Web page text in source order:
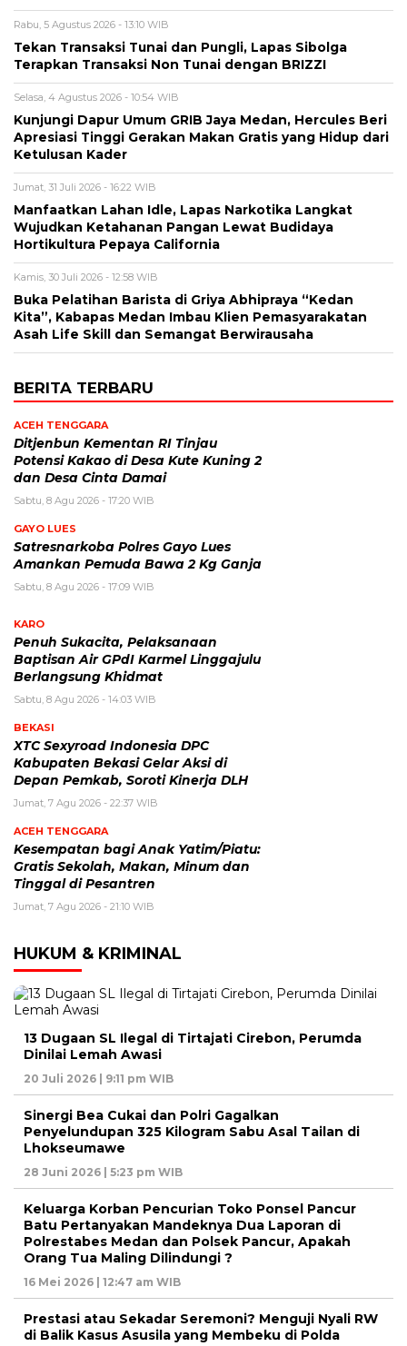
Rabu, 5 Agustus 2026 - 13:10 WIB
Tekan Transaksi Tunai dan Pungli, Lapas Sibolga
Terapkan Transaksi Non Tunai dengan BRIZZI
Selasa, 4 Agustus 2026 - 10:54 WIB
Kunjungi Dapur Umum GRIB Jaya Medan, Hercules Beri
Apresiasi Tinggi Gerakan Makan Gratis yang Hidup dari
Ketulusan Kader
Jumat, 31 Juli 2026 - 16:22 WIB
Manfaatkan Lahan Idle, Lapas Narkotika Langkat
Wujudkan Ketahanan Pangan Lewat Budidaya
Hortikultura Pepaya California
Kamis, 30 Juli 2026 - 12:58 WIB
Buka Pelatihan Barista di Griya Abhipraya “Kedan
Kita”, Kabapas Medan Imbau Klien Pemasyarakatan
Asah Life Skill dan Semangat Berwirausaha
BERITA TERBARU
ACEH TENGGARA
Ditjenbun Kementan RI Tinjau
Potensi Kakao di Desa Kute Kuning 2
dan Desa Cinta Damai
Sabtu, 8 Agu 2026 - 17:20 WIB
GAYO LUES
Satresnarkoba Polres Gayo Lues
Amankan Pemuda Bawa 2 Kg Ganja
Sabtu, 8 Agu 2026 - 17:09 WIB
KARO
Penuh Sukacita, Pelaksanaan
Baptisan Air GPdI Karmel Linggajulu
Berlangsung Khidmat
Sabtu, 8 Agu 2026 - 14:03 WIB
BEKASI
XTC Sexyroad Indonesia DPC
Kabupaten Bekasi Gelar Aksi di
Depan Pemkab, Soroti Kinerja DLH
Jumat, 7 Agu 2026 - 22:37 WIB
ACEH TENGGARA
Kesempatan bagi Anak Yatim/Piatu:
Gratis Sekolah, Makan, Minum dan
Tinggal di Pesantren
Jumat, 7 Agu 2026 - 21:10 WIB
HUKUM & KRIMINAL
13 Dugaan SL Ilegal di Tirtajati Cirebon, Perumda
Dinilai Lemah Awasi
20 Juli 2026 | 9:11 pm WIB
Sinergi Bea Cukai dan Polri Gagalkan
Penyelundupan 325 Kilogram Sabu Asal Tailan di
Lhokseumawe
28 Juni 2026 | 5:23 pm WIB
Keluarga Korban Pencurian Toko Ponsel Pancur
Batu Pertanyakan Mandeknya Dua Laporan di
Polrestabes Medan dan Polsek Pancur, Apakah
Orang Tua Maling Dilindungi ?
16 Mei 2026 | 12:47 am WIB
Prestasi atau Sekadar Seremoni? Menguji Nyali RW
di Balik Kasus Asusila yang Membeku di Polda